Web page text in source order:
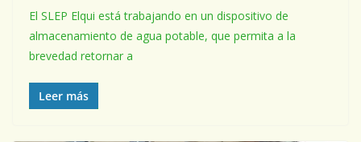
El SLEP Elqui está trabajando en un dispositivo de
almacenamiento de agua potable, que permita a la
brevedad retornar a
Leer más